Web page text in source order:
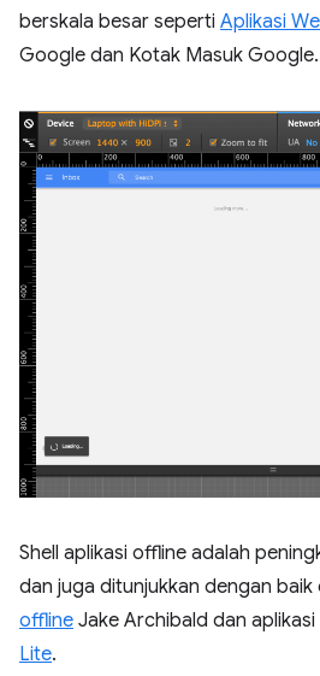
berskala besar seperti Aplikasi
Google dan Kotak Masuk Google.
Shell aplikasi offline adalah
dan juga ditunjukkan dengan baik
offline Jake Archibald dan
Lite.